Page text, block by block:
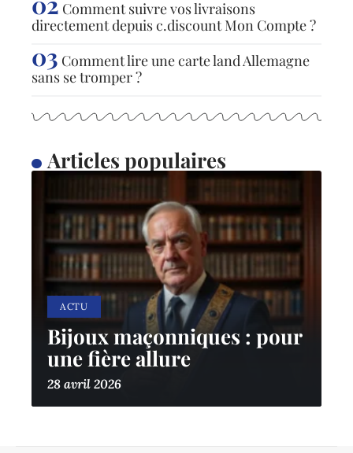
Comment suivre vos livraisons
directement depuis c.discount Mon Compte ?
Comment lire une carte land Allemagne
sans se tromper ?
Articles populaires
ACTU
Bijoux maçonniques : pour
une fière allure
28 avril 2026